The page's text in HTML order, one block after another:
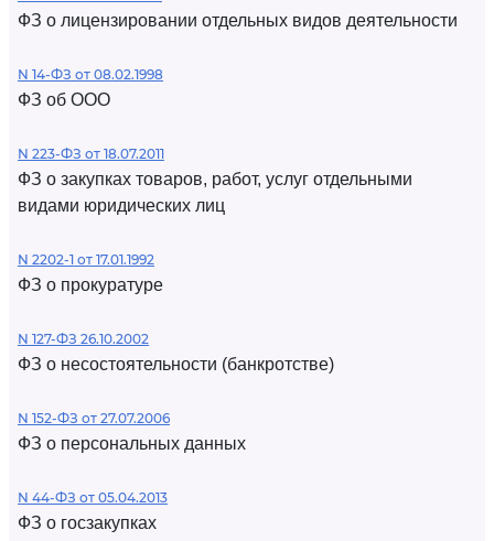
ФЗ о лицензировании отдельных видов деятельности
N 14-ФЗ от 08.02.1998
ФЗ об ООО
N 223-ФЗ от 18.07.2011
ФЗ о закупках товаров, работ, услуг отдельными
видами юридических лиц
N 2202-1 от 17.01.1992
ФЗ о прокуратуре
N 127-ФЗ 26.10.2002
ФЗ о несостоятельности (банкротстве)
N 152-ФЗ от 27.07.2006
ФЗ о персональных данных
N 44-ФЗ от 05.04.2013
ФЗ о госзакупках